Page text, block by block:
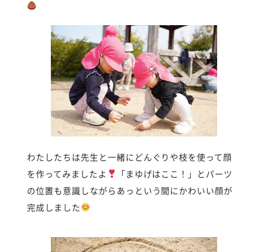
わたしたちは先生と一緒にどんぐりや枝を使って顔
を作ってみましたよ
「まゆげはここ！」とパーツ
の位置も意識しながらあっという間にかわいい顔が
完成しました